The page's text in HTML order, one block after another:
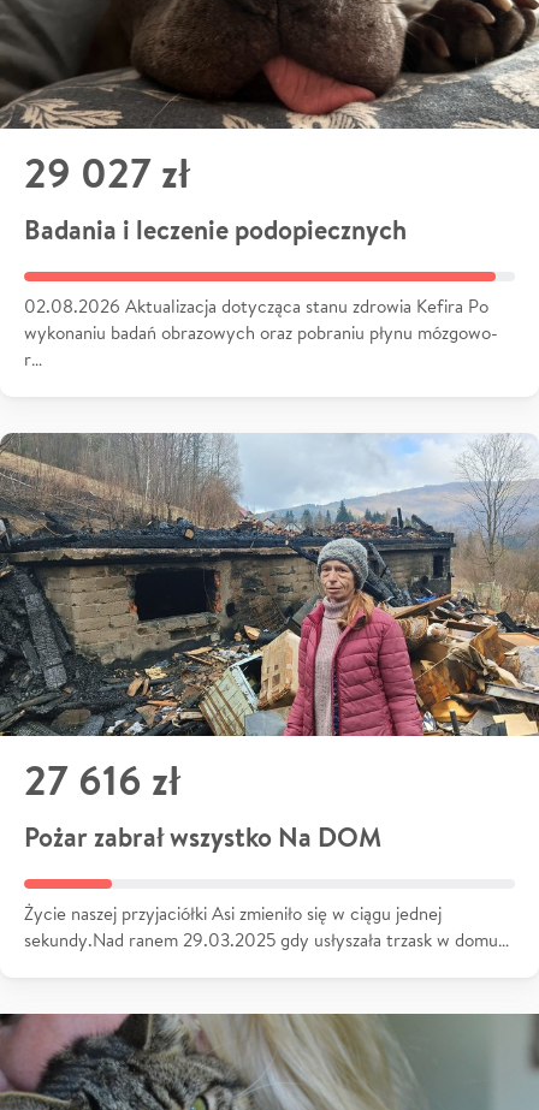
29 027 zł
Badania i leczenie podopiecznych
02.08.2026 Aktualizacja dotycząca stanu zdrowia Kefira Po
wykonaniu badań obrazowych oraz pobraniu płynu mózgowo-
r…
27 616 zł
Pożar zabrał wszystko Na DOM
Życie naszej przyjaciółki Asi zmieniło się w ciągu jednej
sekundy.Nad ranem 29.03.2025 gdy usłyszała trzask w domu…